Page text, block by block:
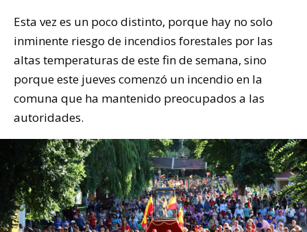
Esta vez es un poco distinto, porque hay no solo
inminente riesgo de incendios forestales por las
altas temperaturas de este fin de semana, sino
porque este jueves comenzó un incendio en la
comuna que ha mantenido preocupados a las
autoridades.